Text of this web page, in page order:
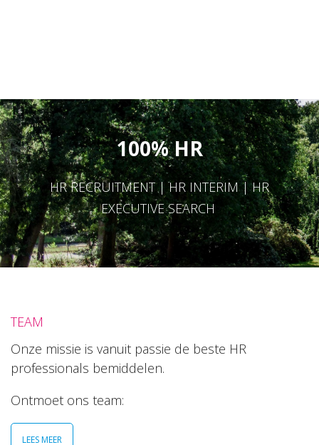
100% HR
HR RECRUITMENT | HR INTERIM | HR
EXECUTIVE SEARCH
TEAM
Onze missie is vanuit passie de beste HR
professionals bemiddelen.
Ontmoet ons team:
LEES MEER